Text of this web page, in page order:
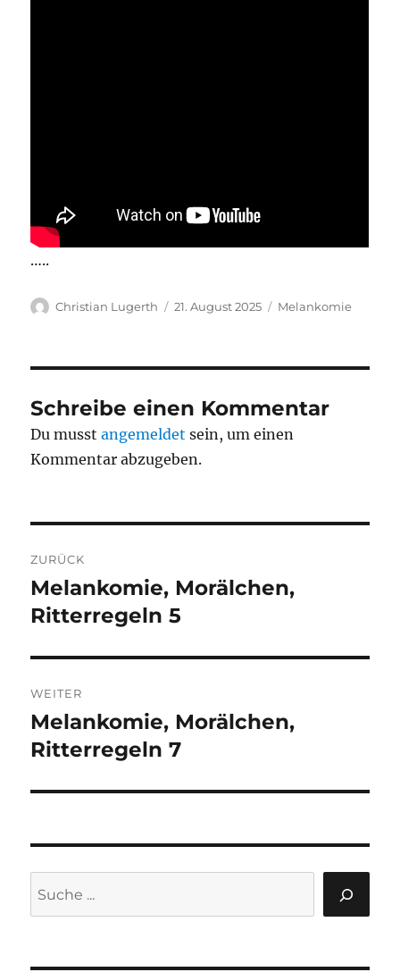
…..
Autor
Christian Lugerth
Veröffentlicht
21. August 2025 Kategorien
Melankomie
Schreibe einen Kommentar
Du musstangemeldet sein, um einen
Kommentar abzugeben.
ZURÜCK
Vorheriger
Beitrag:
Melankomie, Morälchen,
Ritterregeln 5
WEITER
Nächster
Beitrag:
Melankomie, Morälchen,
Ritterregeln 7